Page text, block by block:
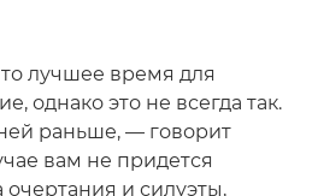
лучшее время для
однако это не всегда так.
раньше, — говорит
вам не придется
и силуэты,